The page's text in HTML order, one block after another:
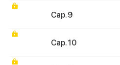
Cap. 9
Cap. 10